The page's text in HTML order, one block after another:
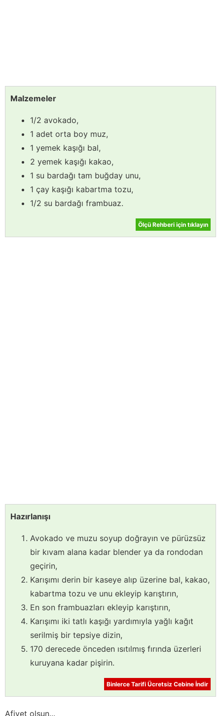
Malzemeler
1/2 avokado,
1 adet orta boy muz,
1 yemek kaşığı bal,
2 yemek kaşığı kakao,
1 su bardağı tam buğday unu,
1 çay kaşığı kabartma tozu,
1/2 su bardağı frambuaz.
Ölçü Rehberi için tıklayın
Hazırlanışı
Avokado ve muzu soyup doğrayın ve pürüzsüz
bir kıvam alana kadar blender ya da rondodan
geçirin,
Karışımı derin bir kaseye alıp üzerine bal, kakao,
kabartma tozu ve unu ekleyip karıştırın,
En son frambuazları ekleyip karıştırın,
Karışımı iki tatlı kaşığı yardımıyla yağlı kağıt
serilmiş bir tepsiye dizin,
170 derecede önceden ısıtılmış fırında üzerleri
kuruyana kadar pişirin.
Binlerce Tarifi Ücretsiz Cebine İndir
Afiyet olsun...